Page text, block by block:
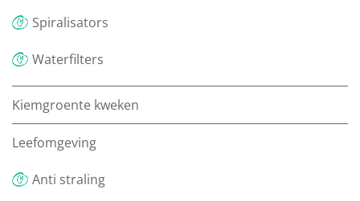
Spiralisators
Waterfilters
Kiemgroente kweken
Leefomgeving
Anti straling